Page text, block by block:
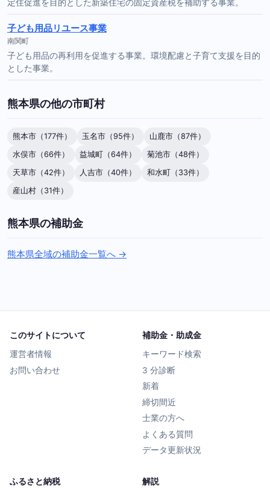
子ども用品リユース事業
南関町
子ども用品の再利用を促進する事業。環境配慮と子育て支援を目的
とした事業。
熊本県の他の市町村
熊本市（177件） 玉名市（95件）
山鹿市（87件）
水俣市（66件）
益城町（64件）
菊池市（48件）
天草市（42件）
人吉市（40件）
和水町（33件）
産山村（31件）
熊本県の補助金
熊本県全域の補助金一覧へ →
このサイトについて
運営者情報
お問い合わせ
補助金・助成金
キーワード検索
3 分診断
新着
締切間近
士業の方へ
よくある質問
データ更新状況
ふるさと納税 解説